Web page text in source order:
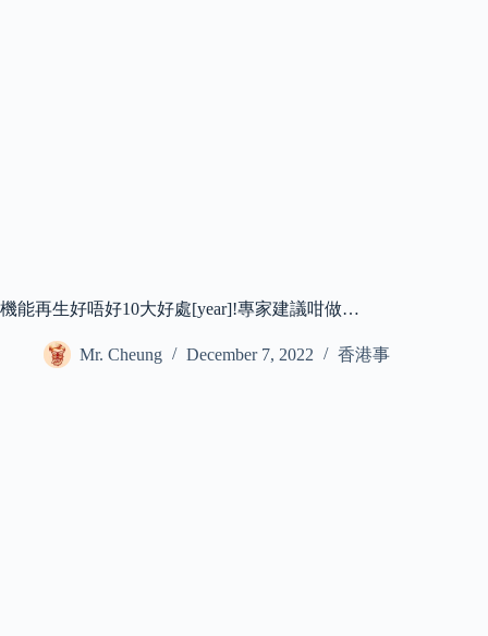
機能再生好唔好10大好處[year]!專家建議咁做…
Mr. Cheung December 7, 2022 香港事